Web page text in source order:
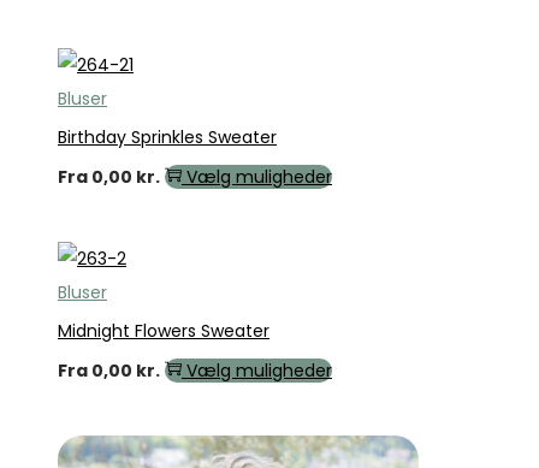
Bluser
Birthday Sprinkles Sweater
Fra 0,00 kr. Vælg muligheder
Bluser
Midnight Flowers Sweater
Fra 0,00 kr. Vælg muligheder